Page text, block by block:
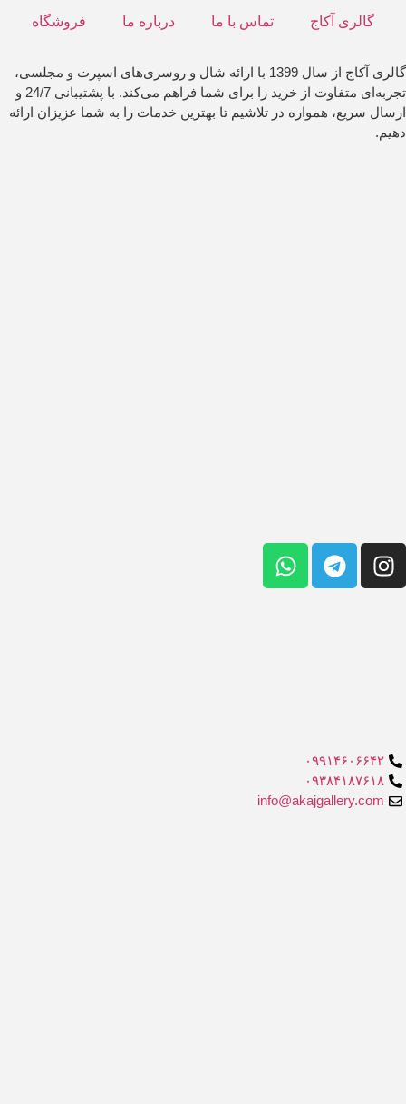
گالری آکاج تماس با ما درباره ما فروشگاه
گالری آکاج از سال 1399 با ارائه شال و روسری‌های اسپرت و مجلسی،
تجربه‌ای متفاوت از خرید را برای شما فراهم می‌کند. با پشتیبانی 24/7 و
ارسال سریع، همواره در تلاشیم تا بهترین خدمات را به شما عزیزان ارائه
دهیم.
۰۹۹۱۴۶۰۶۶۴۲
۰۹۳۸۴۱۸۷۶۱۸
info@akajgallery.com